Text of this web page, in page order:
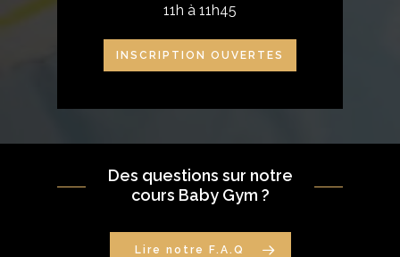
11h à 11h45
INSCRIPTION OUVERTES
Des questions sur notre
cours Baby Gym ?
Lire notre F.A.Q